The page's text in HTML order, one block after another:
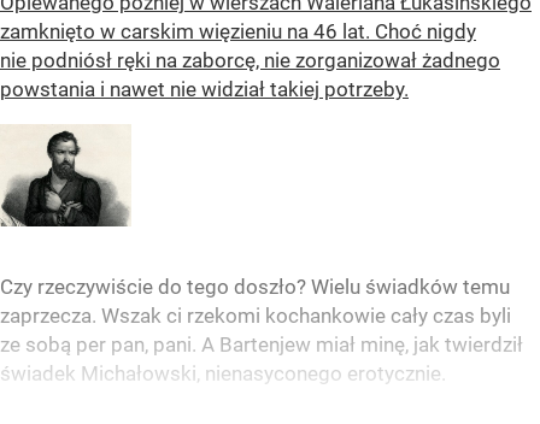
zamknięto w carskim więzieniu na 46 lat. Choć nigdy
nie podniósł ręki na zaborcę, nie zorganizował żadnego
powstania i nawet nie widział takiej potrzeby.
Czy rzeczywiście do tego doszło? Wielu świadków temu
zaprzecza. Wszak ci rzekomi kochankowie cały czas byli
ze sobą per pan, pani. A Bartenjew miał minę, jak twierdził
świadek Michałowski, nienasyconego erotycznie.